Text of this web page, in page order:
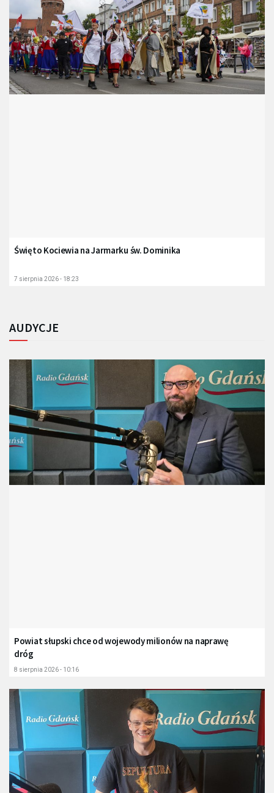
Święto Kociewia na Jarmarku św. Dominika
7 sierpnia 2026 - 18:23
AUDYCJE
Powiat słupski chce od wojewody milionów na naprawę
dróg
8 sierpnia 2026 - 10:16